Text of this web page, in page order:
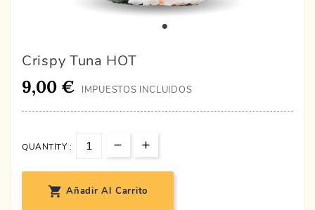
Crispy Tuna HOT
9,00 € IMPUESTOS INCLUIDOS
QUANTITY :
 Añadir Al Carrito